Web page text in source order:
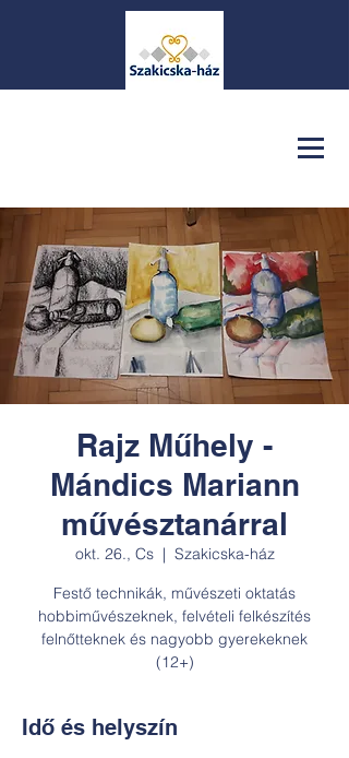
Rajz Műhely -
Mándics Mariann
művésztanárral
okt. 26., Cs
  |
Szakicska-ház
Festő technikák, művészeti oktatás
hobbiművészeknek, felvételi felkészítés
felnőtteknek és nagyobb gyerekeknek
(12+)
Idő és helyszín